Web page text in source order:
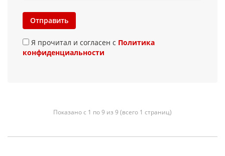
Отправить
Я прочитал и согласен с Политика
конфиденциальности
Показано с 1 по 9 из 9 (всего 1 страниц)